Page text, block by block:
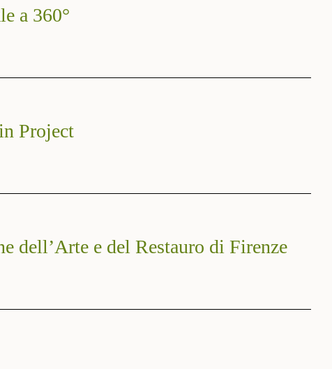
a 360°
Project
dell’Arte e del Restauro di Firenze